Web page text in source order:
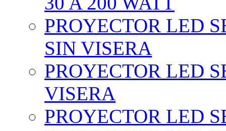
PROYECTOR LED
SIN VISERA
PROYECTOR LED
VISERA
PROYECTOR LED